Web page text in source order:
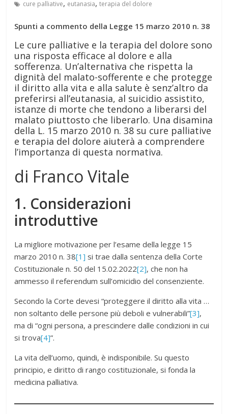
cure palliative, eutanasia,terapia del dolore
Spunti a commento della Legge 15 marzo 2010 n. 38
Le cure palliative e la terapia del dolore sono
una risposta efficace al dolore e alla
sofferenza. Un’alternativa che rispetta la
dignità del malato-sofferente e che protegge
il diritto alla vita e alla salute è senz’altro da
preferirsi all’eutanasia, al suicidio assistito,
istanze di morte che tendono a liberarsi del
malato piuttosto che liberarlo. Una disamina
della L. 15 marzo 2010 n. 38 su cure palliative
e terapia del dolore aiuterà a comprendere
l’importanza di questa normativa.
di Franco Vitale
1. Considerazioni
introduttive
La migliore motivazione per l’esame della legge 15
marzo 2010 n. 38[1] si trae dalla sentenza della Corte
Costituzionale n. 50 del 15.02.2022[2], che non ha
ammesso il referendum sull’omicidio del consenziente.
Secondo la Corte devesi “proteggere il diritto alla vita …
non soltanto delle persone più deboli e vulnerabili”[3],
ma di “ogni persona, a prescindere dalle condizioni in cui
si trova[4]”.
La vita dell’uomo, quindi, è indisponibile. Su questo
principio, e diritto di rango costituzionale, si fonda la
medicina palliativa.